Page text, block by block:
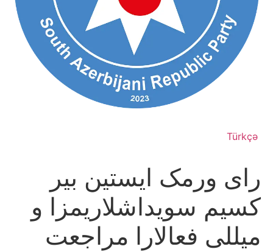
Türkçə
رای ورمک ایستین بیر
کسیم سویداشلاریمزا و
میللی فعالارا مراجعت